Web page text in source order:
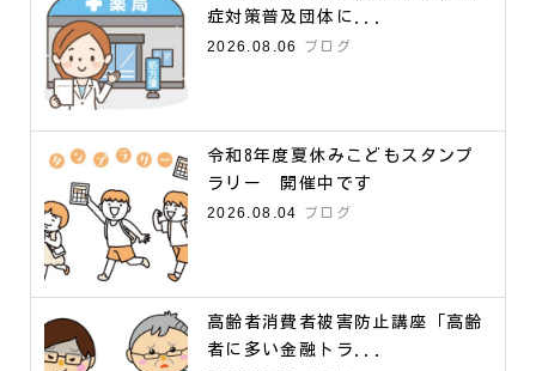
症対策普及団体に...
2026.08.06
ブログ
令和8年度夏休みこどもスタンプ
ラリー 開催中です
2026.08.04
ブログ
高齢者消費者被害防止講座「高齢
者に多い金融トラ...